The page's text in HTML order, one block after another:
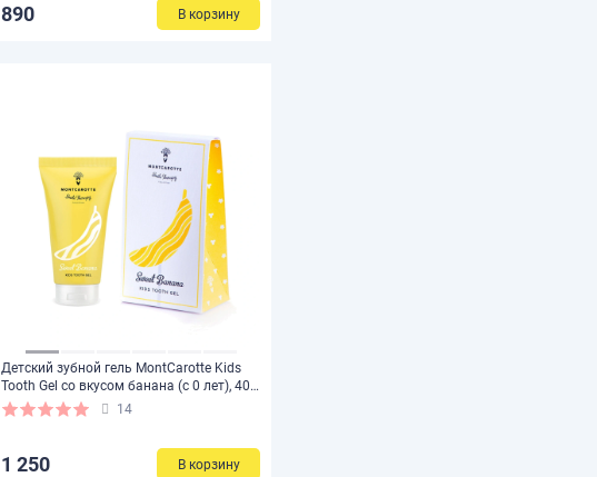
890 В корзину
Детский зубной гель MontCarotte Kids
Tooth Gel со вкусом банана (с 0 лет), 40
мл
14
1 250 В корзину